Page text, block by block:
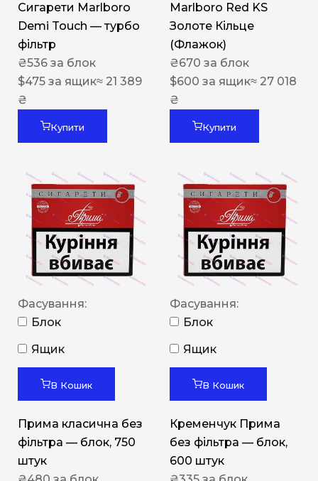
Сигарети Marlboro
Demi Touch — турбо
фільтр
₴536 за блок
$475 за ящик≈ 21 389
₴
Купити
Marlboro Red KS
Золоте Кільце
(Флажок)
₴670 за блок
$600 за ящик≈ 27 018
₴
Купити
Фасування:
Блок
Ящик
В Кошик
Прима класична без
фільтра — блок, 750
штук
Фасування:
Блок
Ящик
В Кошик
Кременчук Прима
без фільтра — блок,
600 штук